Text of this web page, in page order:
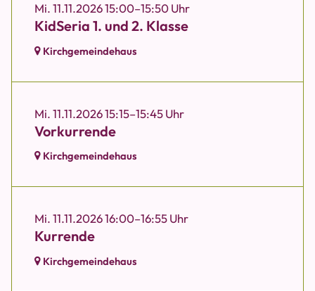
Mi. 11.11.2026 15:00–15:50 Uhr
KidSeria 1. und 2. Klasse
Kirchgemeindehaus
Mi. 11.11.2026 15:15–15:45 Uhr
Vorkurrende
Kirchgemeindehaus
Mi. 11.11.2026 16:00–16:55 Uhr
Kurrende
Kirchgemeindehaus